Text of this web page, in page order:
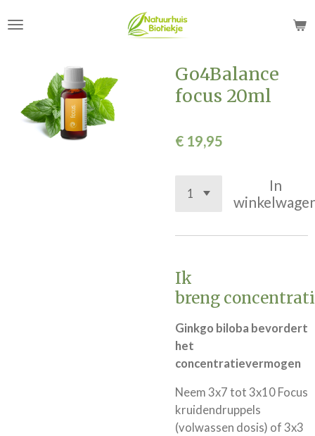
direct
hoofdinhoud
Go4Balance
focus 20ml
€ 19,95
In
Ik
breng
Ginkgo biloba bevordert
het
concentratievermogen
Neem 3x7 tot 3x10 Focus
kruidendruppels
(volwassen dosis) of 3x3